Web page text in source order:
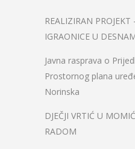
REALIZIRAN PROJEKT
IGRAONICE U
Javna rasprava o
Prostornog plana
Norinska
DJEČJI VRTIĆ U
RADOM